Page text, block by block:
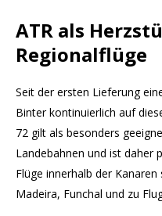
ATR als
Regionalflüge
Seit der ersten Lieferung
Binter kontinuierlich auf
72 gilt als besonders
Landebahnen und ist daher
Flüge innerhalb der
Madeira, Funchal und zu